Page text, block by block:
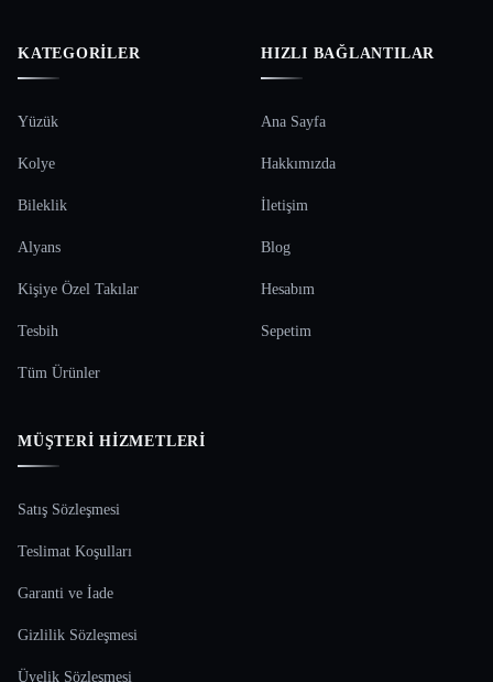
KATEGORILER
Yüzük
Kolye
Bileklik
Alyans
Kişiye Özel Takılar
Tesbih
Tüm Ürünler
HIZLI BAĞLANTILAR
Ana Sayfa
Hakkımızda
İletişim
Blog
Hesabım
Sepetim
MÜŞTERI HIZMETLERI
Satış Sözleşmesi
Teslimat Koşulları
Garanti ve İade
Gizlilik Sözleşmesi
Üyelik Sözleşmesi